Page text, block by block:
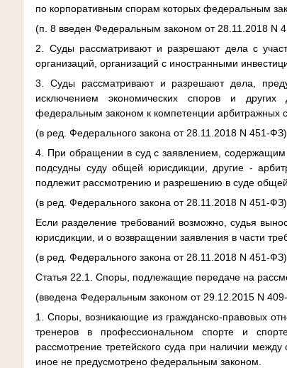
по корпоративным спорам которых федеральным
(п. 8 введен Федеральным законом от 28.11.2018 N
2. Суды рассматривают и разрешают дела с
организаций, организаций с иностранными
3. Суды рассматривают и разрешают дела,
исключением экономических споров и
федеральным законом к компетенции арбитражных
(в ред. Федерального закона от 28.11.2018 N 451-ФЗ)
4. При обращении в суд с заявлением, содержащим
подсудны суду общей юрисдикции, другие -
подлежит рассмотрению и разрешению в суде
(в ред. Федерального закона от 28.11.2018 N 451-ФЗ)
Если разделение требований возможно, судья
юрисдикции, и о возвращении заявления в части
(в ред. Федерального закона от 28.11.2018 N 451-ФЗ)
Статья 22.1. Споры, подлежащие передаче на
(введена Федеральным законом от 29.12.2015 N
1. Споры, возникающие из гражданско-правовых
тренеров в профессиональном спорте и
рассмотрение третейского суда при наличии
иное не предусмотрено федеральным законом.